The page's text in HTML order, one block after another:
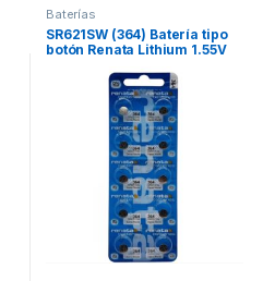
Baterías
SR621SW (364) Batería tipo
botón Renata Lithium 1.55V
electrónicos diversos